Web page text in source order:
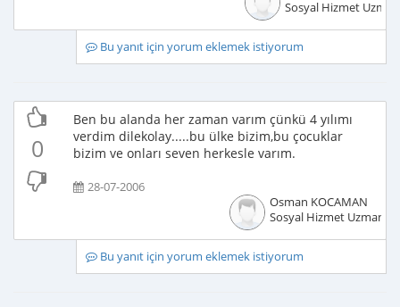
Sosyal Hizmet
Bu yanıt için yorum eklemek istiyorum
0
Ben bu alanda her zaman varım çünkü 4 yılımı
verdim dilekolay.....bu ülke bizim,bu çocuklar
bizim ve onları seven herkesle varım.
28-07-2006
Osman KOCAMAN
Sosyal Hizmet Uzmanı
Bu yanıt için yorum eklemek istiyorum